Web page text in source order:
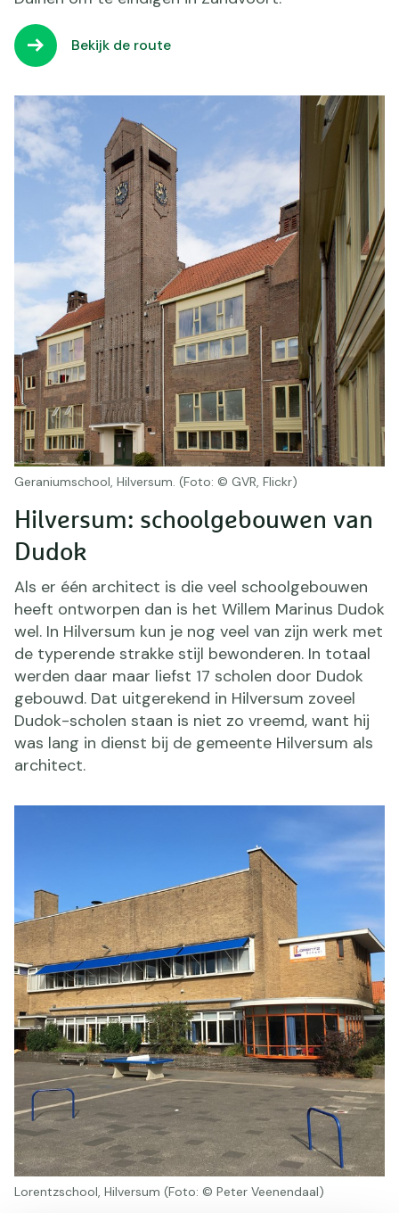
Bekijk de route
Hilversum: schoolgebouwen van
Dudok
Als er één architect is die veel schoolgebouwen
heeft ontworpen dan is het Willem Marinus Dudok
wel. In Hilversum kun je nog veel van zijn werk met
de typerende strakke stijl bewonderen. In totaal
werden daar maar liefst 17 scholen door Dudok
gebouwd. Dat uitgerekend in Hilversum zoveel
Dudok-scholen staan is niet zo vreemd, want hij
was lang in dienst bij de gemeente Hilversum als
architect.
Geraniumschool, Hilversum. (Foto: © GVR, Flickr)
Lorentzschool, Hilversum (Foto: © Peter Veenendaal)